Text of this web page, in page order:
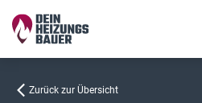
Zurück zur Übersicht